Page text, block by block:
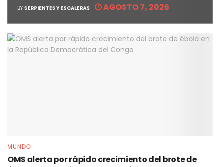
BY SERPIENTES Y ESCALERAS AGOSTO 7, 2026
MUNDO
OMS alerta por rápido crecimiento del brote de